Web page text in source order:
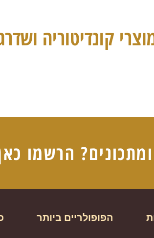
קונדיטוריה
הרשמו
הפופולריים ביותר